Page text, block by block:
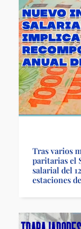
Tras varios
paritarias el
salarial del
estaciones